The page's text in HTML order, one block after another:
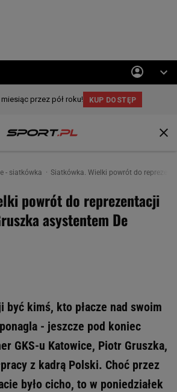
- siatkówka Siatkówka. Wielki powrót do
powrót do reprezentacji
asystentem De
być kimś, kto płacze nad swoim
- jeszcze pod koniec
GKS-u Katowice, Piotr Gruszka,
z kadrą Polski. Choć przez
było cicho, to w poniedziałek